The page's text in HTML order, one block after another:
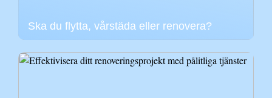
Ska du flytta, vårstäda eller renovera?